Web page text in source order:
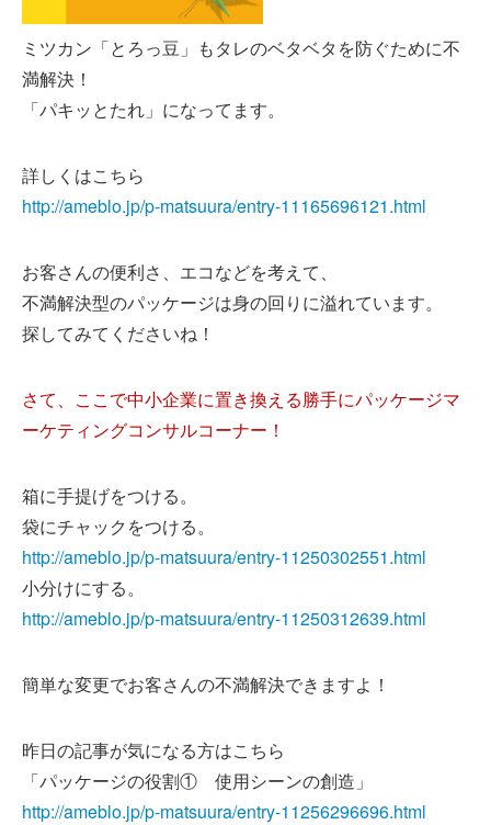
ミツカン「とろっ豆」もタレのベタベタを防ぐために不
満解決！
「パキッとたれ」になってます。
詳しくはこちら
http://ameblo.jp/p-matsuura/entry-11165696121.html
お客さんの便利さ、エコなどを考えて、
不満解決型のパッケージは身の回りに溢れています。
探してみてくださいね！
さて、ここで中小企業に置き換える勝手にパッケージマ
ーケティングコンサルコーナー！
箱に手提げをつける。
袋にチャックをつける。
http://ameblo.jp/p-matsuura/entry-11250302551.html
小分けにする。
http://ameblo.jp/p-matsuura/entry-11250312639.html
簡単な変更でお客さんの不満解決できますよ！
昨日の記事が気になる方はこちら
「パッケージの役割① 使用シーンの創造」
http://ameblo.jp/p-matsuura/entry-11256296696.html